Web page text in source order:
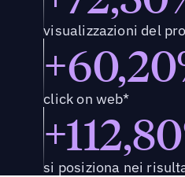
visualizzazioni del
click on web*
si posiziona nei